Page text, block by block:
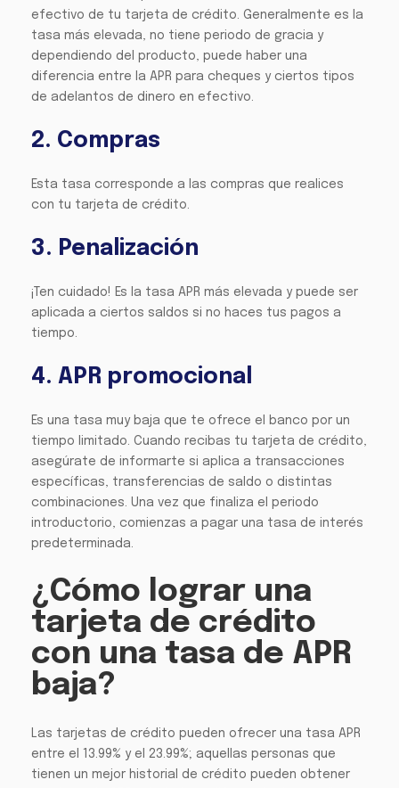
efectivo de tu tarjeta de crédito. Generalmente es la
tasa más elevada, no tiene periodo de gracia y
dependiendo del producto, puede haber una
diferencia entre la APR para cheques y ciertos tipos
de adelantos de dinero en efectivo.
2. Compras
Esta tasa corresponde a las compras que realices
con tu tarjeta de crédito.
3. Penalización
¡Ten cuidado! Es la tasa APR más elevada y puede ser
aplicada a ciertos saldos si no haces tus pagos a
tiempo.
4. APR promocional
Es una tasa muy baja que te ofrece el banco por un
tiempo limitado. Cuando recibas tu tarjeta de crédito,
asegúrate de informarte si aplica a transacciones
específicas, transferencias de saldo o distintas
combinaciones. Una vez que finaliza el periodo
introductorio, comienzas a pagar una tasa de interés
predeterminada.
¿Cómo lograr una
tarjeta de crédito
con una tasa de APR
baja?
Las tarjetas de crédito pueden ofrecer una tasa APR
entre el 13.99% y el 23.99%; aquellas personas que
tienen un mejor historial de crédito pueden obtener